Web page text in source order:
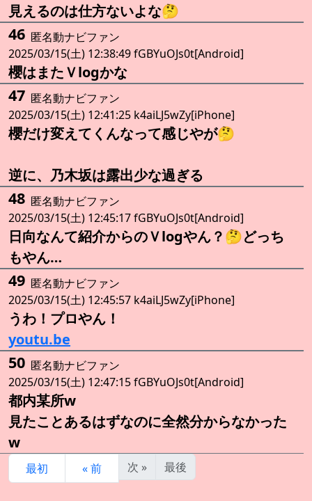
見えるのは仕方ないよな🤔
46 匿名動ナビファン
2025/03/15(土) 12:38:49 fGBYuOJs0t[Android]
櫻はまたＶlogかな
47 匿名動ナビファン
2025/03/15(土) 12:41:25 k4aiLJ5wZy[iPhone]
櫻だけ変えてくんなって感じやが🤔
逆に、乃木坂は露出少な過ぎる
48 匿名動ナビファン
2025/03/15(土) 12:45:17 fGBYuOJs0t[Android]
日向なんて紹介からのＶlogやん？🤔どっち
もやん…
49 匿名動ナビファン
2025/03/15(土) 12:45:57 k4aiLJ5wZy[iPhone]
うわ！プロやん！
youtu.be
50 匿名動ナビファン
2025/03/15(土) 12:47:15 fGBYuOJs0t[Android]
都内某所w
見たことあるはずなのに全然分からなかった
w
最初 « 前 次 » 最後